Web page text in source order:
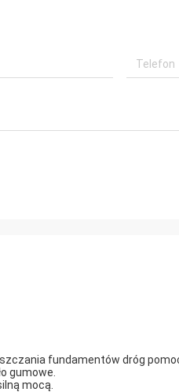
fundamentów dróg
gumowe.
mocą.